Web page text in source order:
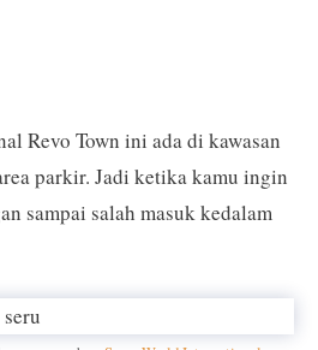
Revo Town ini ada di kawasan
parkir. Jadi ketika kamu ingin
sampai salah masuk kedalam